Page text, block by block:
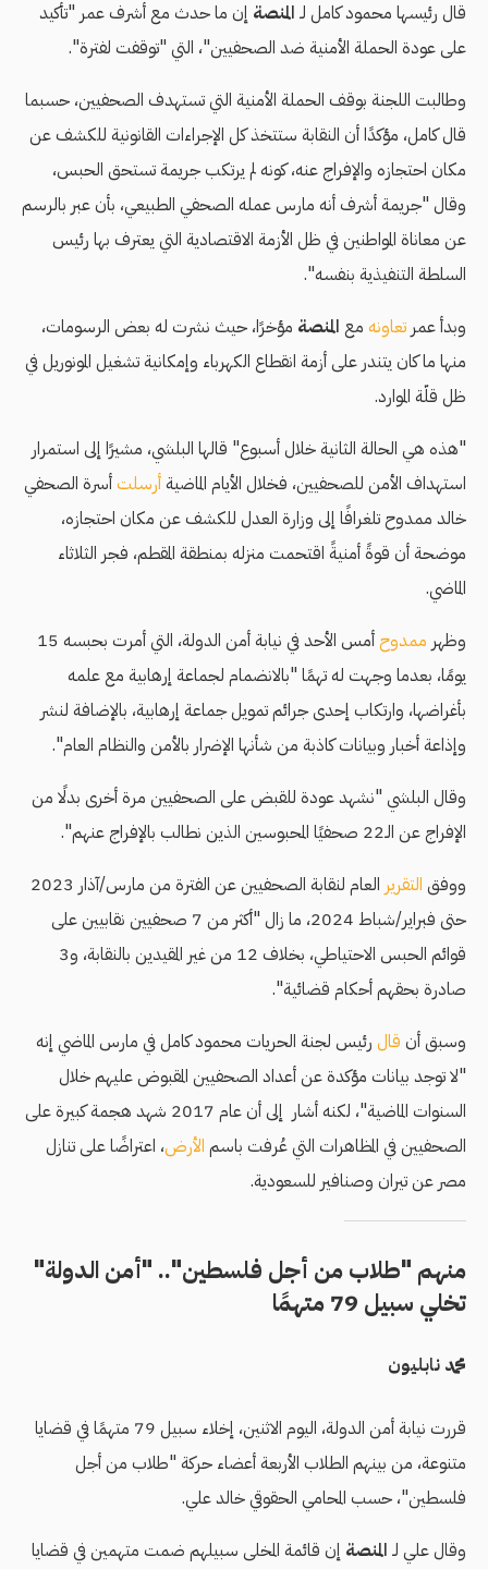
قال رئيسها محمود كامل لـ المنصة إن ما حدث مع أشرف عمر "تأكيد
على عودة الحملة الأمنية ضد الصحفيين"، التي "توقفت لفترة".
وطالبت اللجنة بوقف الحملة الأمنية التي تستهدف الصحفيين، حسبما
قال كامل، مؤكدًا أن النقابة ستتخذ كل الإجراءات القانونية للكشف عن
مكان احتجازه والإفراج عنه، كونه لم يرتكب جريمة تستحق الحبس،
وقال "جريمة أشرف أنه مارس عمله الصحفي الطبيعي، بأن عبر بالرسم
عن معاناة المواطنين في ظل الأزمة الاقتصادية التي يعترف بها رئيس
السلطة التنفيذية بنفسه".
وبدأ عمر تعاونه مع المنصة مؤخرًا، حيث نشرت له بعض الرسومات،
منها ما كان يتندر على أزمة انقطاع الكهرباء وإمكانية تشغيل المونوريل في
ظل قلّة الموارد.
"هذه هي الحالة الثانية خلال أسبوع" قالها البلشي، مشيرًا إلى استمرار
استهداف الأمن للصحفيين، فخلال الأيام الماضية أرسلت أسرة الصحفي
خالد ممدوح تلغرافًا إلى وزارة العدل للكشف عن مكان احتجازه،
موضحة أن قوةً أمنيةً اقتحمت منزله بمنطقة المقطم، فجر الثلاثاء
الماضي.
وظهر ممدوح
أمس الأحد في نيابة أمن الدولة، التي أمرت بحبسه 15
يومًا، بعدما وجهت له تهمًا "بالانضمام لجماعة إرهابية مع علمه
بأغراضها، وارتكاب إحدى جرائم تمويل جماعة إرهابية، بالإضافة لنشر
وإذاعة أخبار وبيانات كاذبة من شأنها الإضرار بالأمن والنظام العام".
وقال البلشي "نشهد عودة للقبض على الصحفيين مرة أخرى بدلًا من
الإفراج عن الـ22 صحفيًا المحبوسين الذين نطالب بالإفراج عنهم".
ووفق التقرير
العام لنقابة الصحفيين عن الفترة من مارس/آذار 2023
حتى فبراير/شباط 2024، ما زال "أكثر من 7 صحفيين نقابيين على
قوائم الحبس الاحتياطي، بخلاف 12 من غير المقيدين بالنقابة، و3
صادرة بحقهم أحكام قضائية".
وسبق أن قال رئيس لجنة الحريات محمود كامل في مارس الماضي إنه
"لا توجد بيانات مؤكدة عن أعداد الصحفيين المقبوض عليهم خلال
السنوات الماضية"، لكنه أشار إلى أن عام 2017 شهد هجمة كبيرة على
الصحفيين في المظاهرات التي عُرفت باسم الأرض، اعتراضًا على تنازل
مصر عن تيران وصنافير للسعودية.
منهم "طلاب من أجل فلسطين".. "أمن الدولة"
تخلي سبيل 79 متهمًا
محمد نابليون
قررت نيابة أمن الدولة، اليوم الاثنين، إخلاء سبيل 79 متهمًا في قضايا
متنوعة، من بينهم الطلاب الأربعة أعضاء حركة "طلاب من أجل
فلسطين"، حسب المحامي الحقوقي خالد علي.
وقال علي لـ المنصة إن قائمة المخلى سبيلهم ضمت متهمين في قضايا